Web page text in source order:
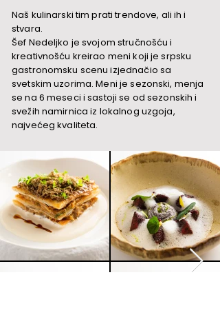
Naš kulinarski tim prati trendove, ali ih i
stvara.
Šef Nedeljko je svojom stručnošću i
kreativnošću kreirao meni koji je srpsku
gastronomsku scenu izjednačio sa
svetskim uzorima. Meni je sezonski, menja
se na 6 meseci i sastoji se od sezonskih i
svežih namirnica iz lokalnog uzgoja,
najvećeg kvaliteta.